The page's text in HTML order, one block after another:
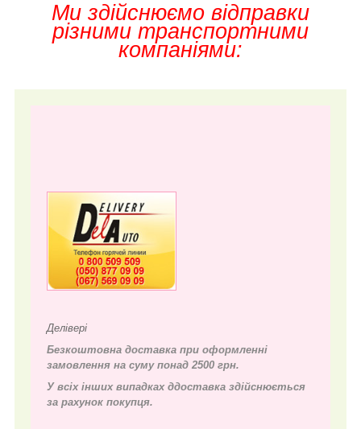
Ми здійснюємо відправки
різними транспортними
компаніями:
Делівері
Безкоштовна доставка при оформленні
замовлення на суму понад 2500 грн.
У всіх інших випадках ддоставка здійснюється
за рахунок покупця.